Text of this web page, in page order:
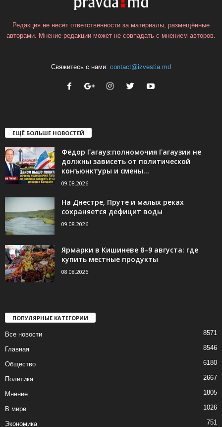
Редакция не несёт ответственности за материалы, размещённые
авторами. Мнение редакции может не совпадать с мнением авторов.
Свяжитесь с нами: contact@izvestia.md
ЕЩЁ БОЛЬШЕ НОВОСТЕЙ
Фёдор Гагауз:полномочия Гагаузии не
должны зависеть от политической
конъюнктуры и смены...
09.08.2026
На Днестре, Пруте и малых реках
сохраняется дефицит воды
09.08.2026
Ярмарки в Кишиневе 8–9 августа: где
купить местные продукты
08.08.2026
ПОПУЛЯРНЫЕ КАТЕГОРИИ
Все новости 8571
Главная 8546
Общество 6180
Политика 2667
Мнение 1805
В мире 1026
Экономика 751